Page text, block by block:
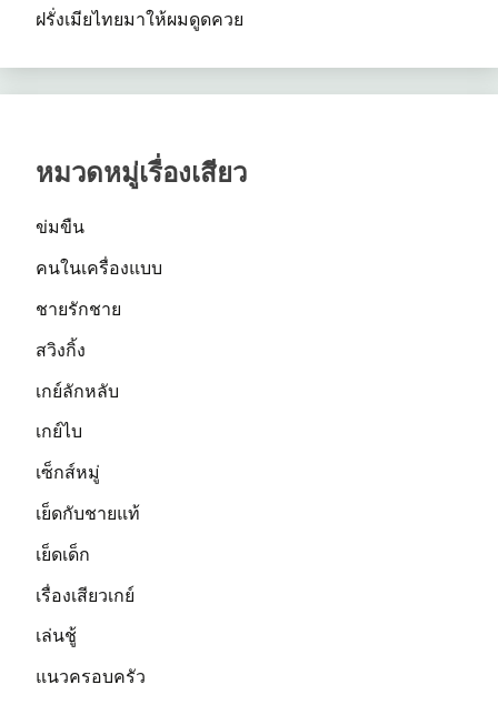
ฝรั่งเมียไทยมาให้ผมดูดควย
หมวดหมู่เรื่องเสียว
ข่มขืน
คนในเครื่องแบบ
ชายรักชาย
สวิงกิ้ง
เกย์ลักหลับ
เกย์ไบ
เซ็กส์หมู่
เย็ดกับชายแท้
เย็ดเด็ก
เรื่องเสียวเกย์
เล่นชู้
แนวครอบครัว